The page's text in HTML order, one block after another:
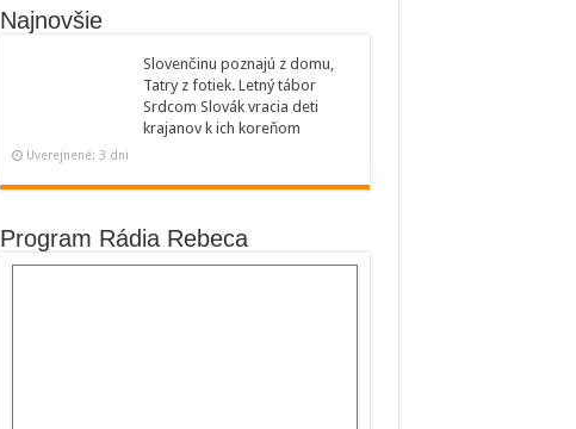
Najnovšie
Slovenčinu poznajú z domu,
Tatry z fotiek. Letný tábor
Srdcom Slovák vracia deti
krajanov k ich koreňom
Uverejnené: 3 dni
Program Rádia Rebeca